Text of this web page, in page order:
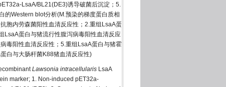
LsaA/BL21(DE3)诱导破菌后沉淀；5.
的Western blot分析(M.预染的梯度蛋白质相
胞内劳森菌阳性血清反应性；2.重组LsaA蛋
LsaA蛋白与猪流行性腹泻病毒阳性血清反应
毒阳性血清反应性；5.重组LsaA蛋白与猪霍
白与大肠杆菌K88猪血清反应性)
Lawsonia intracellularisLsaA
marker; 1. Non-induced pET32a-